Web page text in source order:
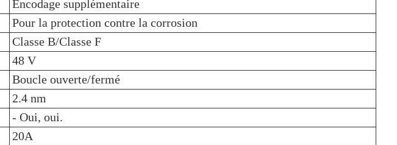
Encodage supplémentaire
Pour la protection contre la corrosion
Classe B/Classe F
48 V
Boucle ouverte/fermé
2.4 nm
- Oui, oui.
20A